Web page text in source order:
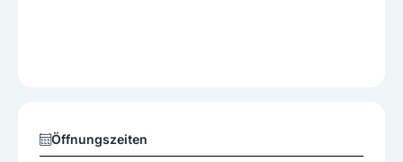
Öffnungszeiten